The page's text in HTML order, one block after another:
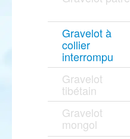
Gravelot à
collier
interrompu
Gravelot
tibétain
Gravelot
mongol